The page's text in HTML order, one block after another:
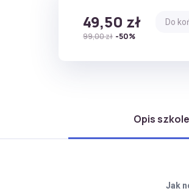
49,50 zł
99,00 zł -50%
Do
Opis
Jak